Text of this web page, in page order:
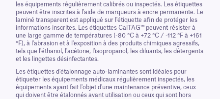
les équipements régulièrement calibrés ou inspectés. Les étiquettes
peuvent être inscrites à l'aide de marqueurs à encre permanente. Le
laminé transparent est appliqué sur l'étiquette afin de protéger les
informations inscrites. Les étiquettes CalTAG™ peuvent résister à
une large gamme de températures (-80 °C à +72 °C / -112 °F à +161
°F), à l'abrasion et à l'exposition à des produits chimiques agressifs,
tels que l'éthanol, l'acétone, l'isopropanol, les diluants, les détergents
et les lingettes désinfectantes.
Les étiquettes d'étalonnage auto-laminantes sont idéales pour
étiqueter les équipements médicaux régulièrement inspectés, les
équipements ayant fait l'objet d'une maintenance préventive, ceux
qui doivent être étalonnés avant utilisation ou ceux qui sont hors